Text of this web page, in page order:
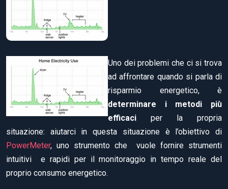
Uno dei problemi che ci si trova
ad affrontare quando si parla di
risparmio energetico, è
determinare i metodi più
efficaci per la propria
situazione: aiutarci in questa situazione è l’obiettivo di
PowerMeter, uno strumento che vuole fornire strumenti
intuitivi e rapidi per il monitoraggio in tempo reale del
proprio consumo energetico.